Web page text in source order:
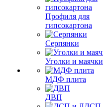
Профиля для
гипсокартона
Серпянки
Уголки и маячки
МДФ плита
ДВП